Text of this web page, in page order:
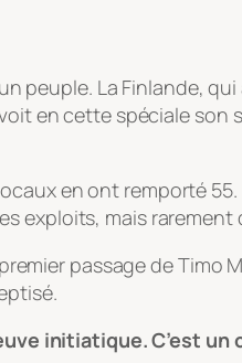
peuple. La Finlande,
en cette spéciale
en ont remporté
exploits, mais
passage de Timo
initiatique. C’est